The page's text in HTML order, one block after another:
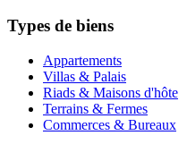
Types de biens
Appartements
Villas & Palais
Riads & Maisons d'hôte
Terrains & Fermes
Commerces & Bureaux